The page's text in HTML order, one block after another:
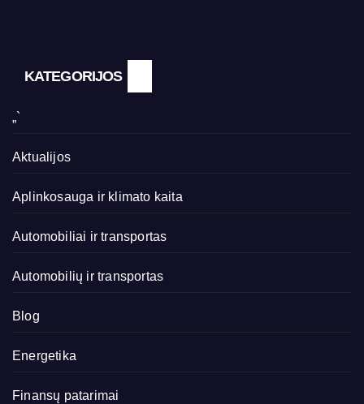
KATEGORIJOS
„`
Aktualijos
Aplinkosauga ir klimato kaita
Automobiliai ir transportas
Automobilių ir transportas
Blog
Energetika
Finansų patarimai